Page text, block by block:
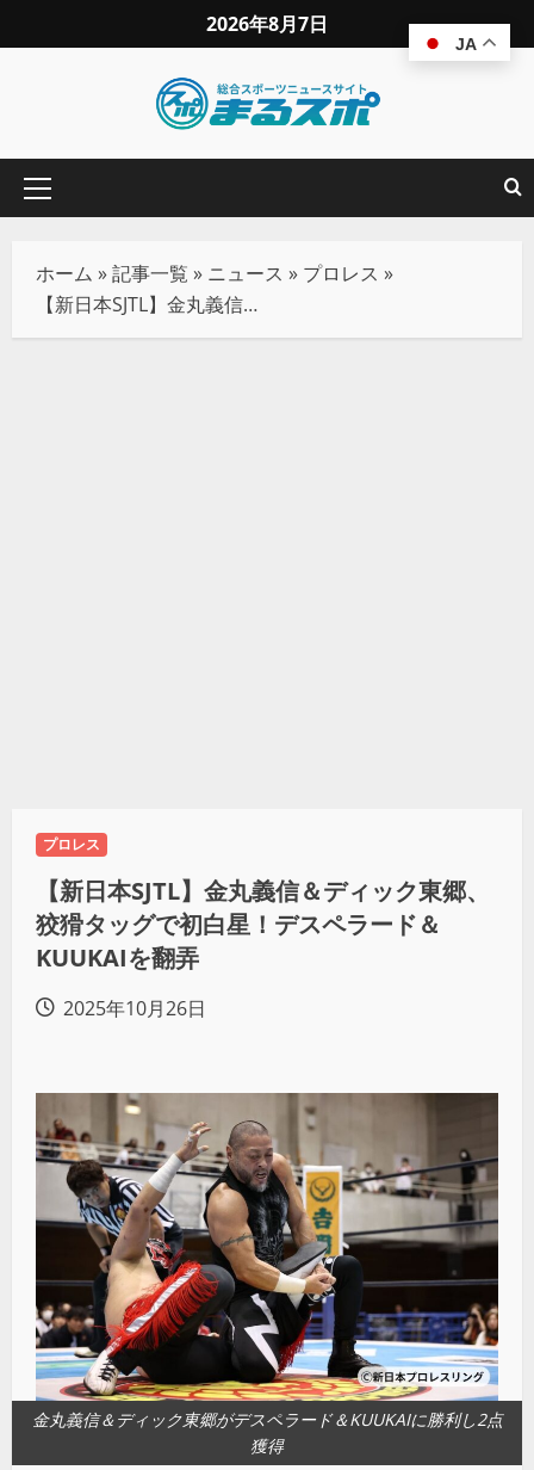
2026年8月7日
ホーム »記事一覧 » ニュース » プロレス »
【新日本SJTL】金丸義信＆ディック東郷、狡猾タッグで初白星！デスペラード＆KUUKAIを翻弄
プロレス
【新日本SJTL】金丸義信＆ディック東郷、
狡猾タッグで初白星！デスペラード＆
KUUKAIを翻弄
2025年10月26日
金丸義信＆ディック東郷がデスペラード＆KUUKAIに勝利し2点
獲得
JA